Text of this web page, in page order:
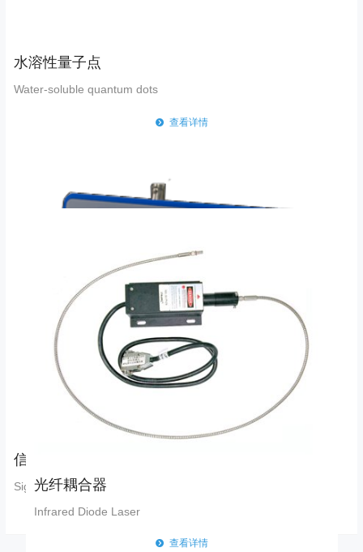
水溶性量子点
Water-soluble quantum dots
뀹 查看详情
信号发生器
Signal transmitter
光纤耦合器
Infrared Diode Laser
뀹 查看详情